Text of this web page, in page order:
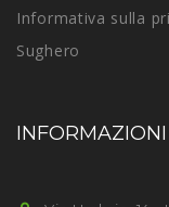
Informativa sulla
Sughero
INFORMAZIONI